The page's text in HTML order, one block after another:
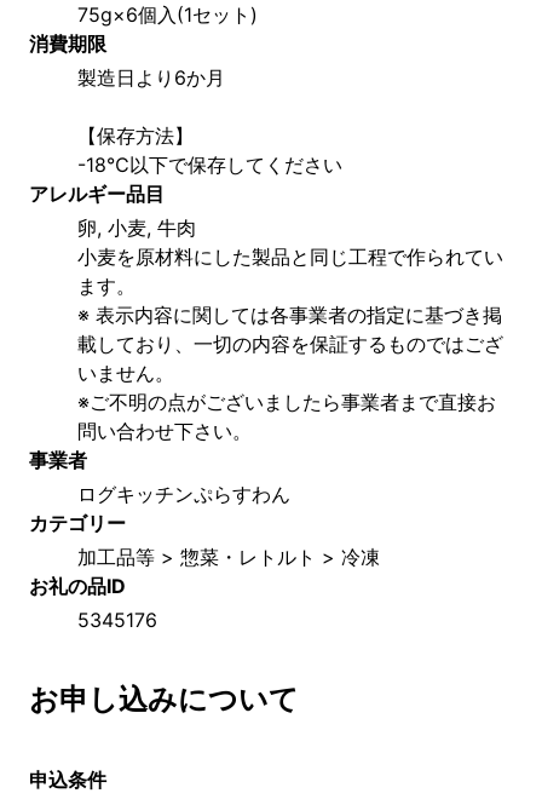
75g×6個入(1セット)
消費期限
製造日より6か月
【保存方法】
-18℃以下で保存してください
アレルギー品目
卵, 小麦, 牛肉
小麦を原材料にした製品と同じ工程で作られてい
ます。
※ 表示内容に関しては各事業者の指定に基づき掲
載しており、一切の内容を保証するものではござ
いません。
※ご不明の点がございましたら事業者まで直接お
問い合わせ下さい。
事業者
ログキッチンぷらすわん
カテゴリー
加工品等 > 惣菜・レトルト > 冷凍
お礼の品ID
5345176
お申し込みについて
申込条件